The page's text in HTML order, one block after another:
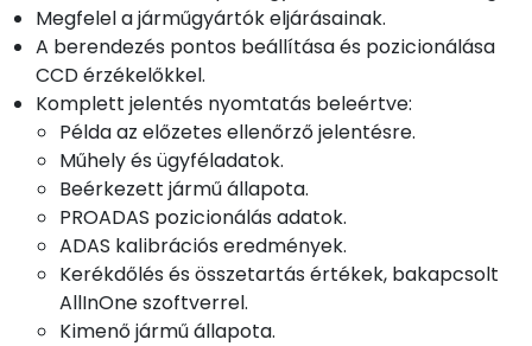
Megfelel a járműgyártók eljárásainak.
A berendezés pontos beállítása és pozicionálása
CCD érzékelőkkel.
Komplett jelentés nyomtatás beleértve:
Példa az előzetes ellenőrző jelentésre.
Műhely és ügyféladatok.
Beérkezett jármű állapota.
PROADAS pozicionálás adatok.
ADAS kalibrációs eredmények.
Kerékdőlés és összetartás értékek, bakapcsolt
AllInOne szoftverrel.
Kimenő jármű állapota.